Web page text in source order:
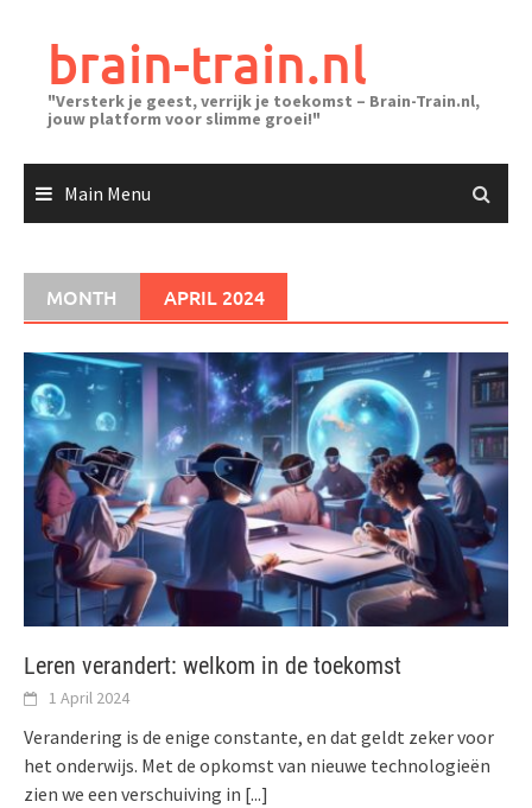
brain-train.nl
"Versterk je geest, verrijk je toekomst – Brain-Train.nl,
jouw platform voor slimme groei!"
Main Menu
MONTH APRIL 2024
Leren verandert: welkom in de toekomst
1 April 2024
Verandering is de enige constante, en dat geldt zeker voor
het onderwijs. Met de opkomst van nieuwe technologieën
zien we een verschuiving in [...]